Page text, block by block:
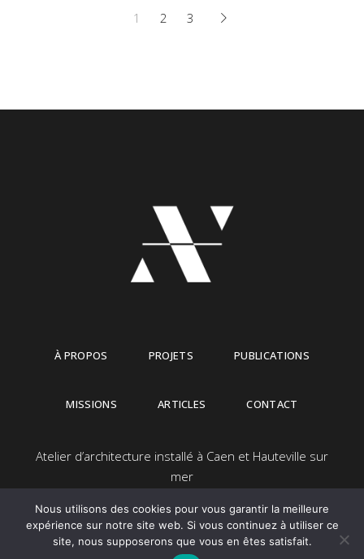
1 2 3
À PROPOS PROJETS PUBLICATIONS
MISSIONS ARTICLES CONTACT
Atelier d’architecture installé à Caen et Hauteville sur
mer
Nous utilisons des cookies pour vous garantir la meilleure
expérience sur notre site web. Si vous continuez à utiliser ce
site, nous supposerons que vous en êtes satisfait.